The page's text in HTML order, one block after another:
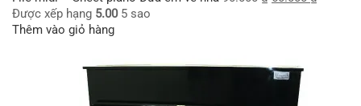
Được xếp hạng 5.005 sao
Thêm vào giỏ hàng